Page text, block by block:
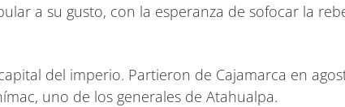
a su gusto, con la esperanza de sofocar la
del imperio. Partieron de Cajamarca en
uno de los generales de Atahualpa.